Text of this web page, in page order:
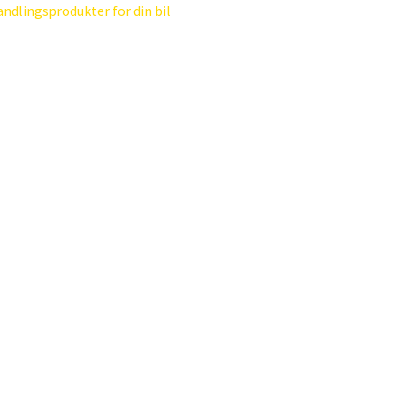
for din bil